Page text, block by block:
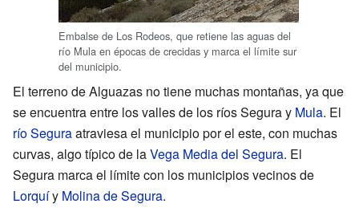
Embalse de Los Rodeos, que retiene las aguas del
río Mula en épocas de crecidas y marca el límite sur
del municipio.
El terreno de Alguazas no tiene muchas montañas, ya que
se encuentra entre los valles de los ríos Segura y Mula. El
río Seguraatraviesa el municipio por el este, con muchas
curvas, algo típico de laVega Media del Segura. El
Segura marca el límite con los municipios vecinos de
Lorquíy Molina de Segura.